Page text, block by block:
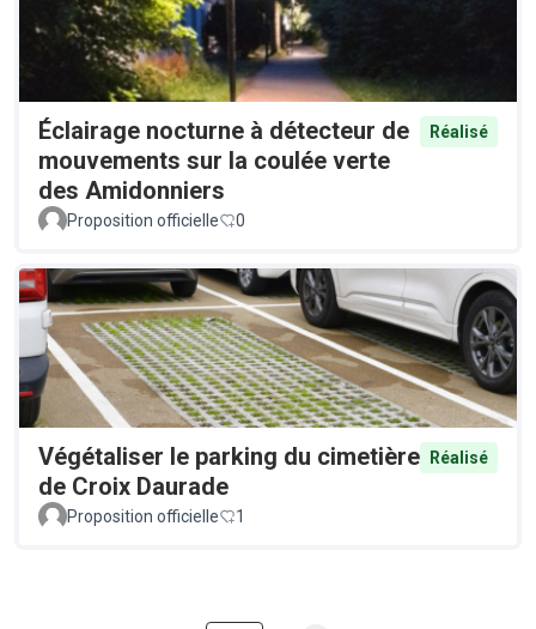
Éclairage nocturne à détecteur de
mouvements sur la coulée verte
des Amidonniers
Réalisé
Proposition officielle 0
Végétaliser le parking du cimetière
de Croix Daurade
Réalisé
Proposition officielle 1